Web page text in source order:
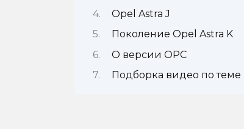
Opel Astra J
Поколение Opel Astra K
О версии OPC
Подборка видео по теме